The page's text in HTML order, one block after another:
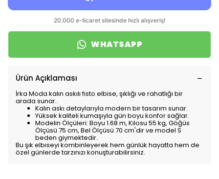
WHATSAPP
Ürün Açıklaması
İrka Moda kalın askılı fisto elbise, şıklığı ve rahatlığı bir
arada sunar.
Kalın askı detaylarıyla modern bir tasarım sunar.
Yüksek kaliteli kumaşıyla gün boyu konfor sağlar.
Modelin Ölçüleri: Boyu 1.68 m, Kilosu 55 kg, Göğüs
Ölçüsü 75 cm, Bel Ölçüsü 70 cm'dir ve model S
beden giymektedir.
Bu şık elbiseyi kombinleyerek hem günlük hayatta hem de
özel günlerde tarzınızı konuşturabilirsiniz.